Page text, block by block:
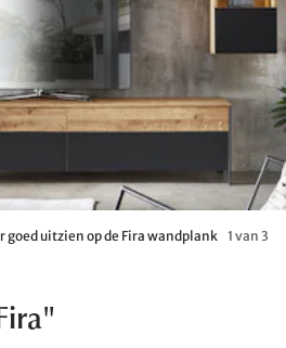
goed uitzien op de Fira wandplank 1 van 3